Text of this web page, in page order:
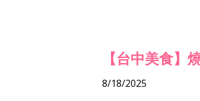
【台中美食】
8/18/2025